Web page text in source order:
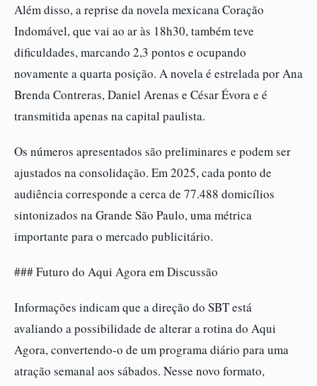
Além disso, a reprise da novela mexicana Coração
Indomável, que vai ao ar às 18h30, também teve
dificuldades, marcando 2,3 pontos e ocupando
novamente a quarta posição. A novela é estrelada por Ana
Brenda Contreras, Daniel Arenas e César Évora e é
transmitida apenas na capital paulista.
Os números apresentados são preliminares e podem ser
ajustados na consolidação. Em 2025, cada ponto de
audiência corresponde a cerca de 77.488 domicílios
sintonizados na Grande São Paulo, uma métrica
importante para o mercado publicitário.
### Futuro do Aqui Agora em Discussão
Informações indicam que a direção do SBT está
avaliando a possibilidade de alterar a rotina do Aqui
Agora, convertendo-o de um programa diário para uma
atração semanal aos sábados. Nesse novo formato,